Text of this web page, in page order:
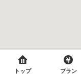
トップ プラン